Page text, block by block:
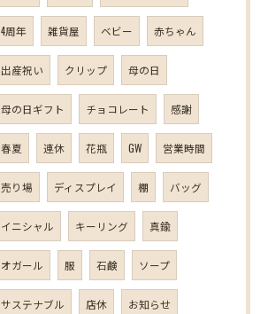
4周年 雑貨屋 ベビー 赤ちゃん
出産祝い クリップ 母の日
母の日ギフト チョコレート 感謝
春夏 連休 花瓶 GW 営業時間
売り場 ディスプレイ 棚 バッグ
イニシャル キーリング 真鍮
オガール 服 石鹸 ソープ
サステナブル 店休 お知らせ